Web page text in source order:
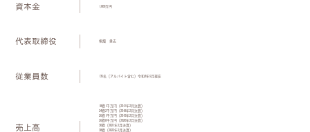
資本金 1,000万円
代表取締役 桐畑 勇志
従業員数 135名（アルバイト含む）令和8年5月現在
​売上高
18億1千万円（2017年2月決算）
24億2千万円（2018年2月決算）
26億1千万円（2019年2月決算）
26億8千万円（2020年2月決算）
30億（2021年2月決算）
38億（2022年2月決算）